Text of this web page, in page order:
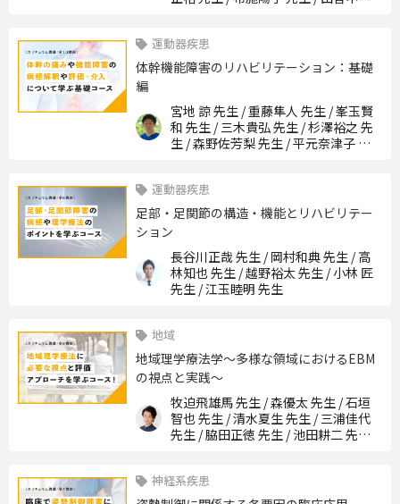
運動器疾患
体幹機能障害のリハビリテーション：基礎
編
宮地 諒 先生 / 重藤隼人 先生 / 峯玉賢
和 先生 / 三木貴弘 先生 / 杉澤裕之 先
生 / 森野佐芳梨 先生 / 平元奈津子 先
運動器疾患
足部・足関節の構造・機能とリハビリテー
ション
長谷川正哉 先生 / 岡村和典 先生 / 高
林知也 先生 / 越野裕太 先生 / 小林 匠
先生 / 江玉睦明 先生
地域
地域理学療法学〜多様な領域におけるEBM
の視点と実践〜
牧迫飛雄馬 先生 / 森優太 先生 / 石垣
智也 先生 / 清水夏生 先生 / 三浦佳代
先生 / 脇田正徳 先生 / 池田耕二 先生 /
神経系疾患